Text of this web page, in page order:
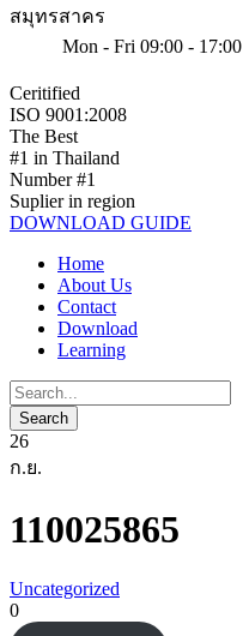
สมุทรสาคร
Mon - Fri 09:00 - 17:00
Ceritified
ISO 9001:2008
The Best
#1 in Thailand
Number #1
Suplier in region
DOWNLOAD GUIDE
Home
About Us
Contact
Download
Learning
26
ก.ย.
110025865
Uncategorized
0